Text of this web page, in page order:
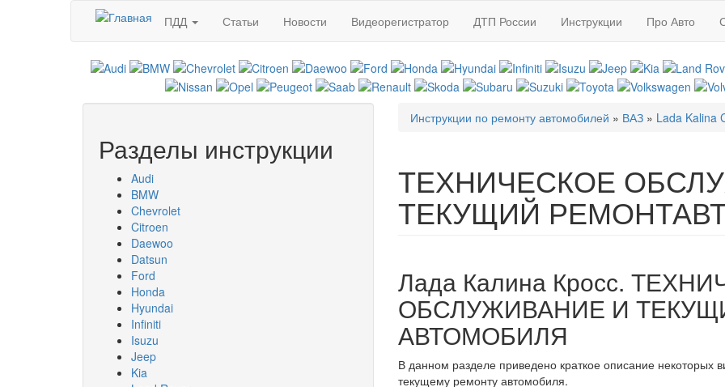
Перейти к основному содержанию
ПДД
Статьи Новости Видеорегистратор ДТП России Инструкции Про Авто
Разделы инструкции
Audi
BMW
Chevrolet
Citroen
Daewoo
Datsun
Ford
Honda
Hyundai
Infiniti
Isuzu
Jeep
Kia
Вы здесь
Инструкции по ремонту автомобилей » ВАЗ » Lada Kalina
ТЕХНИЧЕСКОЕ
ТЕКУЩИЙ
Лада Калина Кросс.
ОБСЛУЖИВАНИЕ И
АВТОМОБИЛЯ
В данном разделе приведено краткое описание некоторых
текущему ремонту автомобиля.